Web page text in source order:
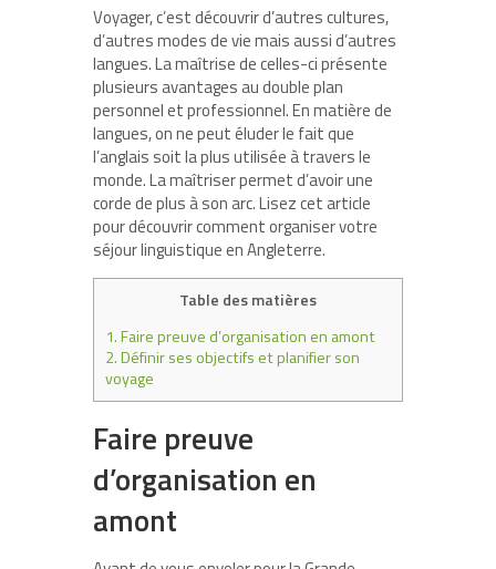
Voyager, c’est découvrir d’autres cultures,
d’autres modes de vie mais aussi d’autres
langues. La maîtrise de celles-ci présente
plusieurs avantages au double plan
personnel et professionnel. En matière de
langues, on ne peut éluder le fait que
l’anglais soit la plus utilisée à travers le
monde. La maîtriser permet d’avoir une
corde de plus à son arc. Lisez cet article
pour découvrir comment organiser votre
séjour linguistique en Angleterre.
Table des matières
1.Faire preuve d’organisation en amont
2.Définir ses objectifs et planifier son
voyage
Faire preuve
d’organisation en
amont